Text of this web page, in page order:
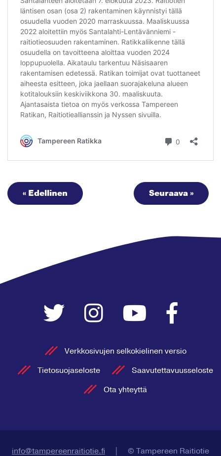
Seuraava »
« Edellinen
Verkkosivujen selkokielinen versio
Tietosuojaseloste
Saavutettavuusseloste
Ota yhteyttä
info@tampereenraitiotie.fi © Tampereen Raitiotie